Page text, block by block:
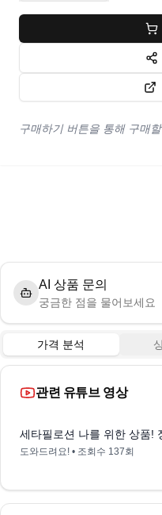
구매하기 버튼을 통해 구매
AI 상품 문의
궁금한 점을 물어보세요
가격 분석
관련 유튜브 영상
세타필로션 나를 위한 상품!
도와드려요! • 조회수 137회